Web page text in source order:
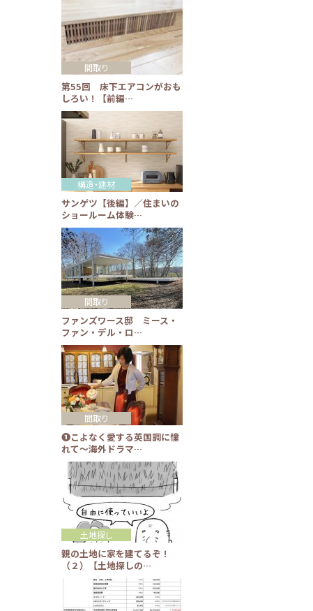
第55回 床下エアコンがおも
しろい！【前編…
間取り
サンゲツ【後編】／住まいの
ショールーム体験…
構造・建材
ファンズワース邸 ミース・
ファン・デル・ロ…
間取り
❶こよなく愛する英国調に憧
れて～海外ドラマ…
間取り
親の土地に家を建てるぞ！
（２）【土地探しの…
土地探し